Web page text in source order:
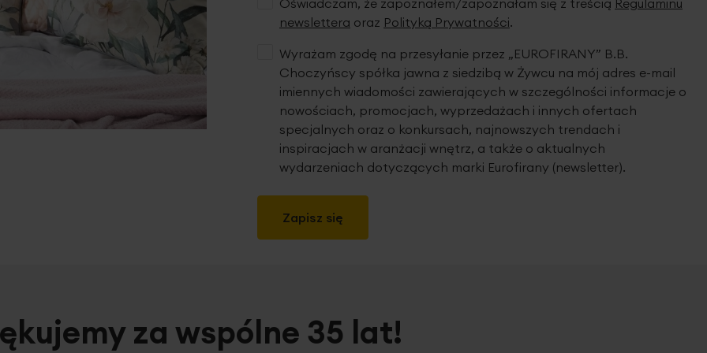
Oświadczam, że zapoznałem/zapoznałam się z treścią Regulaminu
newslettera oraz Polityką Prywatności.
Zapisz się
Wyrażam zgodę na przesyłanie przez „EUROFIRANY” B.B.
Choczyńscy spółka jawna z siedzibą w Żywcu na mój adres e-mail
imiennych wiadomości zawierających w szczególności informacje o
nowościach, promocjach, wyprzedażach i innych ofertach
specjalnych oraz o konkursach, najnowszych trendach i
inspiracjach w aranżacji wnętrz, a także o aktualnych
wydarzeniach dotyczących marki Eurofirany (newsletter).
za wspólne 35 lat!